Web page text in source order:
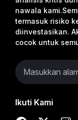
nawala kami.
termasuk risiko
diinvestasikan.
cocok untuk
Ikuti Kami